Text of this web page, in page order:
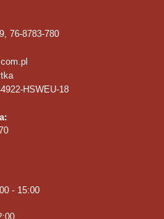
76-8783-780
HSWEU-18
- 15:00